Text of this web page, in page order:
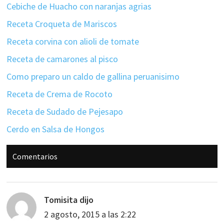
Cebiche de Huacho con naranjas agrias
Receta Croqueta de Mariscos
Receta corvina con alioli de tomate
Receta de camarones al pisco
Como preparo un caldo de gallina peruanisimo
Receta de Crema de Rocoto
Receta de Sudado de Pejesapo
Cerdo en Salsa de Hongos
Interacciones
con
los
lectores
Comentarios
Tomisita dijo
2 agosto, 2015 a las 2:22